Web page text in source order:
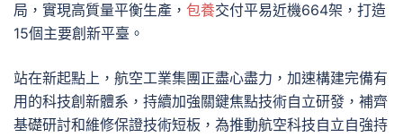
局，實現高質量平衡生產， 包養交付平易近機664架，打造
15個主要創新平臺。
站在新起點上，航空工業集團正盡心盡力，加速構建完備有
用的科技創新體系，持續加強關鍵焦點技術自立研發，補齊
基礎研討和維修保證技術短板，為推動航空科技自立自強持